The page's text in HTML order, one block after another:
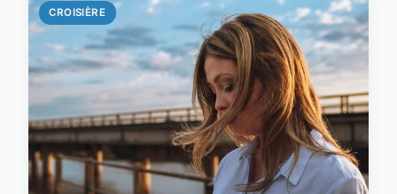
CROISIÈRE